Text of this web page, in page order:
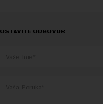
OSTAVITE ODGOVOR